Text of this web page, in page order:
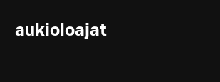
aukioloajat